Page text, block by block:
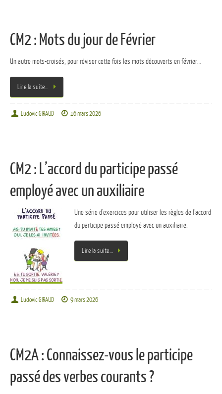
CM2 : Mots du jour de Février
Un autre mots-croisés, pour réviser cette fois les mots découverts en février…
Lire la suite…
Ludovic GIRAUD 16 mars 2026
CM2 : L’accord du participe passé
employé avec un auxiliaire
Une série d’exercices pour utiliser les règles de l’accord
du participe passé employé avec un auxiliaire.
Lire la suite…
Ludovic GIRAUD 9 mars 2026
CM2A : Connaissez-vous le participe
passé des verbes courants ?